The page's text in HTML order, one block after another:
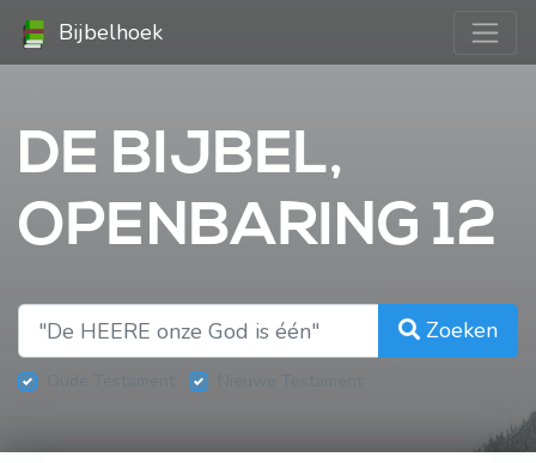
Bijbelhoek
DE BIJBEL,
OPENBARING 12
Zoeken